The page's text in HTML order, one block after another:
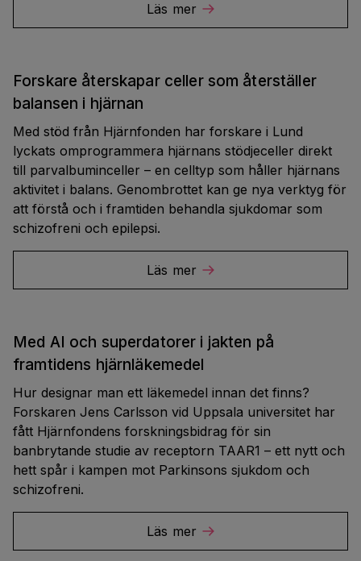
Läs mer
Forskare återskapar celler som återställer
balansen i hjärnan
Med stöd från Hjärnfonden har forskare i Lund
lyckats omprogrammera hjärnans stödjeceller direkt
till parvalbuminceller – en celltyp som håller hjärnans
aktivitet i balans. Genombrottet kan ge nya verktyg för
att förstå och i framtiden behandla sjukdomar som
schizofreni och epilepsi.
Läs mer
Med AI och superdatorer i jakten på
framtidens hjärnläkemedel
Hur designar man ett läkemedel innan det finns?
Forskaren Jens Carlsson vid Uppsala universitet har
fått Hjärnfondens forskningsbidrag för sin
banbrytande studie av receptorn TAAR1 – ett nytt och
hett spår i kampen mot Parkinsons sjukdom och
schizofreni.
Läs mer